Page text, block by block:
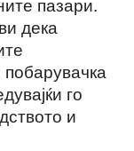
дека
го
и